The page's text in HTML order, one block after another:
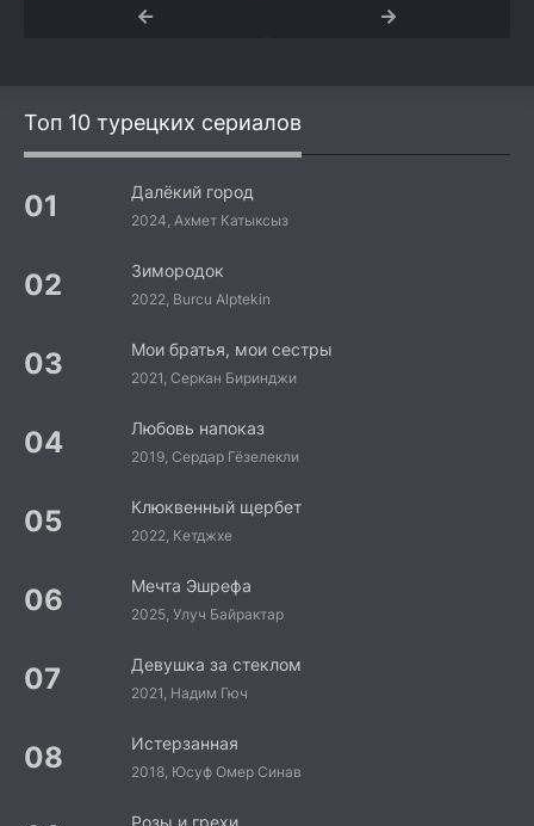
Топ 10 турецких сериалов
Далёкий город
2024, Ахмет Катыксыз
Зимородок
2022, Burcu Alptekin
Мои братья, мои сестры
2021, Серкан Биринджи
Любовь напоказ
2019, Сердар Гёзелекли
Клюквенный щербет
2022, Кетджхе
Мечта Эшрефа
2025, Улуч Байрактар
Девушка за стеклом
2021, Надим Гюч
Истерзанная
2018, Юсуф Омер Синав
Розы и грехи